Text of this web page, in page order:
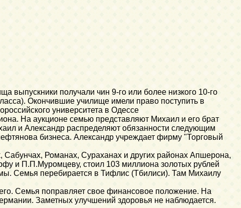
выпускники получали чин 9-го или более низкого 10-го
Окончившие училище имели право поступить в
университета в Одессе
На аукционе семью представляют Михаил и его брат
и Александр распределяют обязанности следующим
бизнеса. Александр учреждает фирму "Торговый
Романах, Сураханах и других районах Апшерона,
и П.П.Муромцеву, стоил 103 миллиона золотых рублей
Семья перебирается в Тифлис (Тбилиси). Там Михаилу
Семья поправляет свое финансовое положение. На
Заметных улучшений здоровья не наблюдается.